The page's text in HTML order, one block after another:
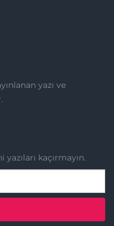
yazı ve
kaçırmayın.